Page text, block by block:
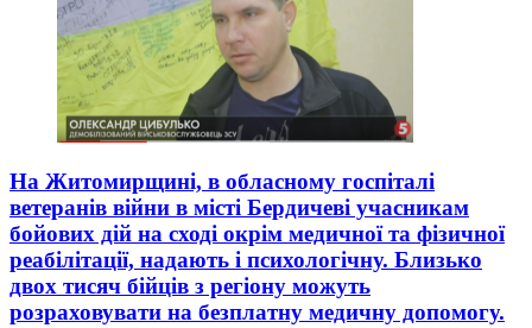
На Житомирщині, в обласному госпіталі
ветеранів війни в місті Бердичеві учасникам
бойових дій на сході окрім медичної та фізичної
реабілітації, надають і психологічну. Близько
двох тисяч бійців з регіону можуть
розраховувати на безплатну медичну допомогу.